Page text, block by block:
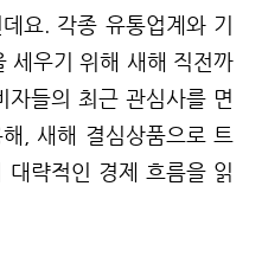
데요. 각종 유통업계와 기
세우기 위해 새해 직전까
들의 최근 관심사를 면
, 새해 결심상품으로 트
략적인 경제 흐름을 읽